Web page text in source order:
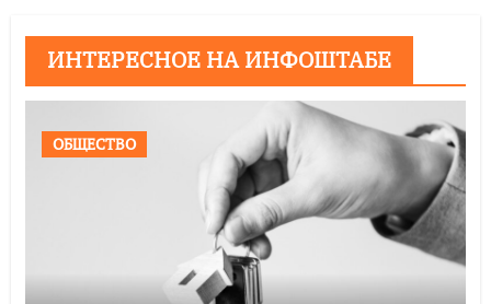
ИНТЕРЕСНОЕ НА ИНФОШТАБЕ
ОБЩЕСТВО